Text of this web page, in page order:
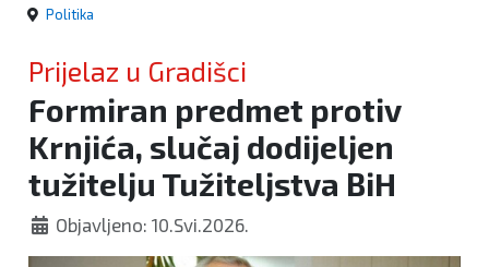
Politika
Prijelaz u Gradišci
Formiran predmet protiv
Krnjića, slučaj dodijeljen
tužitelju Tužiteljstva BiH
Objavljeno: 10.Svi.2026.